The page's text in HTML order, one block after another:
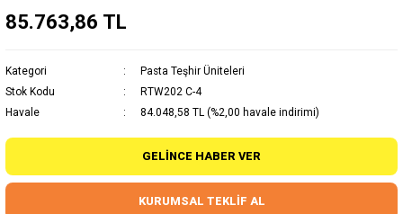
85.763,86 TL
Kategori
Pasta Teşhir Üniteleri
Stok Kodu
RTW202 C-4
Havale
84.048,58 TL (%2,00 havale indirimi)
GELINCE HABER VER
KURUMSAL TEKLİF AL